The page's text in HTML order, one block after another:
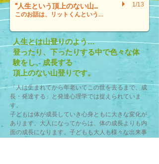
人生とは山登りのよう…
登ったり、下ったりする中で色々な体
験をし、成長する
頂上のない山登りです。
「人は生まれてから年老いてこの世を去るまで、成
長・発達する」と発達心理学では捉えられていま
す。
子どもは体が成長していき心身ともに大きな変化が
あります。大人になってからは、体の成長よりも内
面の成長になります。子どもも大人も様々な出来事
“人生という頂上のない山を登る”お話
このお話は、リットくんという一人の男の子の成長の物語です。
1/13